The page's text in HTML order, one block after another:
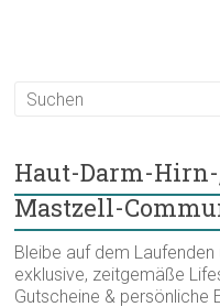
Haut-Darm-
Mastzell-
Bleibe auf dem
exklusive, zeitgemäße
Gutscheine & persönliche